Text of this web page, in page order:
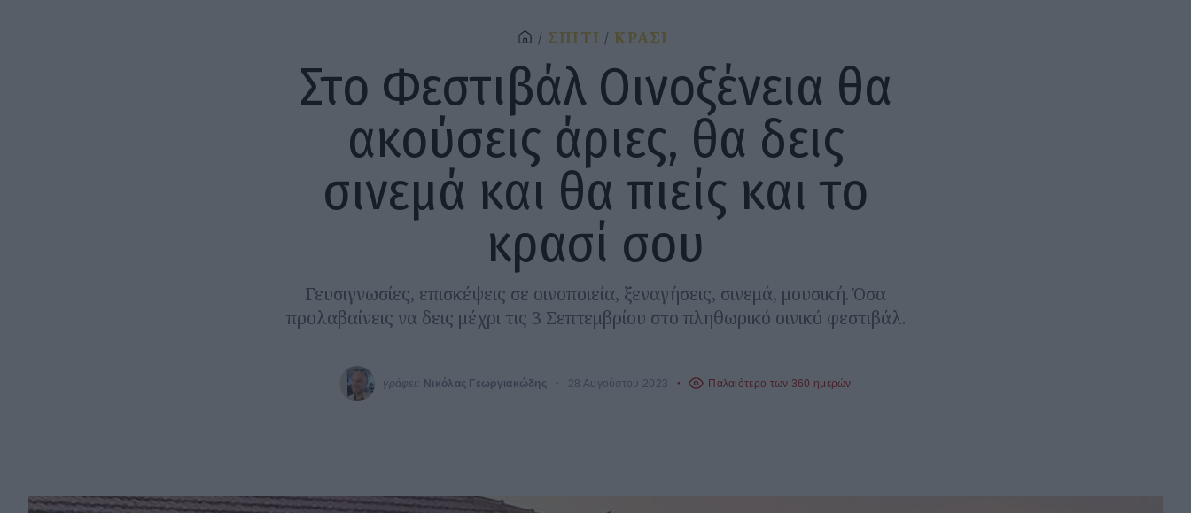
ΣΠΙΤΙ ΚΡΑΣΙ
Στο Φεστιβάλ Οινοξένεια θα
ακούσεις άριες, θα δεις
σινεμά και θα πιείς και το
κρασί σου
Γευσιγνωσίες, επισκέψεις σε οινοποιεία, ξεναγήσεις, σινεμά, μουσική. Όσα
προλαβαίνεις να δεις μέχρι τις 3 Σεπτεμβρίου στο πληθωρικό οινικό φεστιβάλ.
γράφει: Νικόλας Γεωργιακώδης 28 Αυγούστου 2023 Παλαιότερο των 360 ημερών